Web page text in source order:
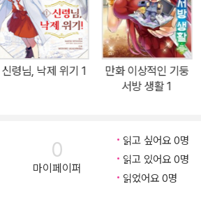
신령님, 낙제 위기 1
만화 이상적인 기둥
서방 생활 1
0
마이페이퍼
읽고 싶어요 0명
읽고 있어요 0명
읽었어요 0명